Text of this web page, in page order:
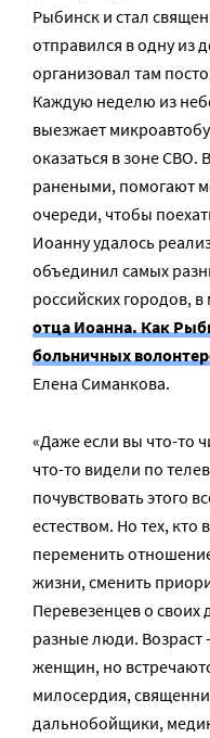
Рыбинск и стал
отправился в одну из
организовал там
Каждую неделю из
выезжает
оказаться в зоне СВО.
ранеными, помогают
очереди, чтобы
Иоанну удалось
объединил самых
российских городов,
отца Иоанна. Как
больничных
Елена Симанкова.
«Даже если вы что-то
что-то видели по
почувствовать этого
естеством. Но тех, кто
переменить
жизни, сменить
Перевезенцев о
разные люди. Возраст
женщин, но
милосердия,
дальнобойщики,